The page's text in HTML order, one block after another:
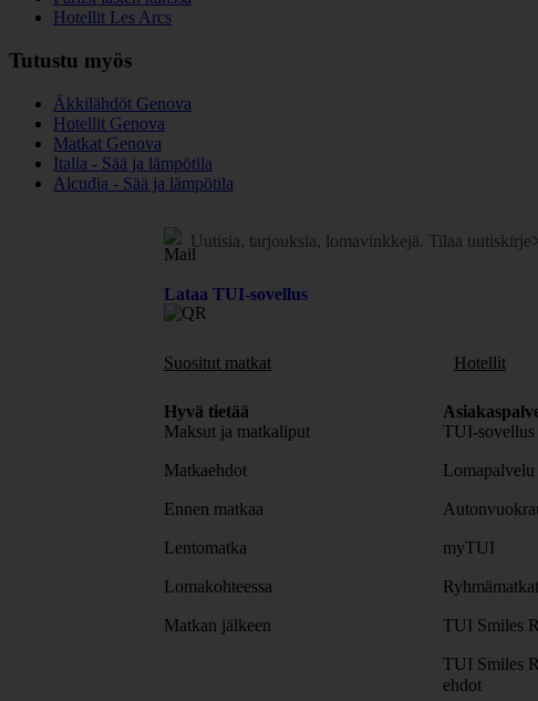
Hotellit Les Arcs
Tutustu myös
Äkkilähdöt Genova
Hotellit Genova
Matkat Genova
Italia - Sää ja lämpötila
Alcudia - Sää ja lämpötila
Uutisia, tarjouksia, lomavinkkejä. Tilaa uutiskirje
Lataa TUI-sovellus
Suositut matkat Hotellit
Hyvä tietää
Maksut ja matkaliput
Matkaehdot
Ennen matkaa
Lentomatka
Lomakohteessa
Matkan jälkeen
TUI-sovellus
Lomapalvelu
myTUI
Ryhmämatkat
TUI Smiles
TUI Smiles
ehdot